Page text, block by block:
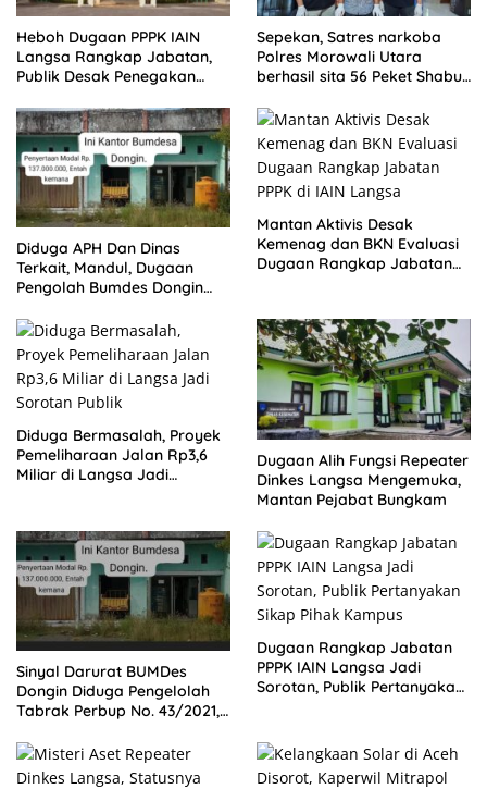
Heboh Dugaan PPPK IAIN
Langsa Rangkap Jabatan,
Publik Desak Penegakan
Sepekan, Satres narkoba
Polres Morowali Utara
berhasil sita 56 Peket Shabu
pelaku
Diduga APH Dan Dinas
Terkait, Mandul, Dugaan
Pengolah Bumdes Dongin
Program Pemerintah.
Mantan Aktivis Desak
Kemenag dan BKN Evaluasi
Dugaan Rangkap Jabatan
Diduga Bermasalah, Proyek
Pemeliharaan Jalan Rp3,6
Miliar di Langsa Jadi
Dugaan Alih Fungsi Repeater
Dinkes Langsa Mengemuka,
Mantan Pejabat Bungkam
Sinyal Darurat BUMDes
Dongin Diduga Pengelolah
Tabrak Perbup No. 43/2021,
Kontrol Sosial Desak APH
Usut Tuntas.
Dugaan Rangkap Jabatan
PPPK IAIN Langsa Jadi
Sorotan, Publik Pertanyakan